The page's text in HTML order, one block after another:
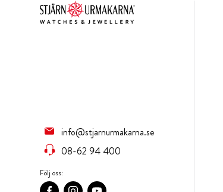
info@stjarnurmakarna.se
08-62 94 400
Följ oss: